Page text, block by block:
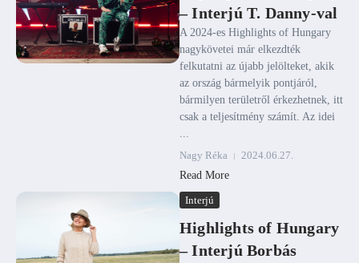
– Interjú T. Danny-val
A 2024-es Highlights of Hungary
nagykövetei már elkezdték
felkutatni az újabb jelölteket, akik
az ország bármelyik pontjáról,
bármilyen területről érkezhetnek, itt
csak a teljesítmény számít. Az idei
...
Nagy Réka
2024.06.27.
Read More
Interjú
Highlights of Hungary
– Interjú Borbás